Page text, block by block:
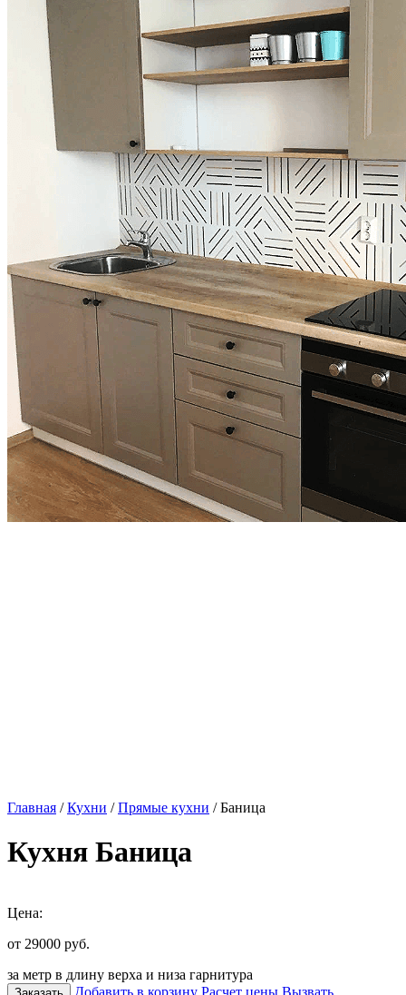
Главная /Кухни /Прямые кухни / Баница
Кухня Баница
Цена:
от 29000 руб.
за метр в длину верха и низа гарнитура
Добавить в корзину Расчет цены Вызвать